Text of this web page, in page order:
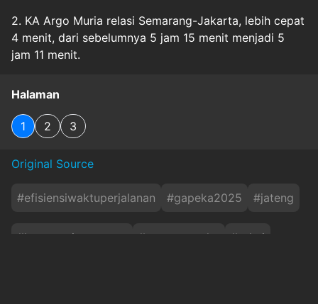
2. KA Argo Muria relasi Semarang-Jakarta, lebih cepat
4 menit, dari sebelumnya 5 jam 15 menit menjadi 5
jam 11 menit.
Halaman
1 2 3
Original Source
#efisiensiwaktuperjalanan #gapeka2025 #jateng
#keretaapisemarang # percepatanka # ptkai